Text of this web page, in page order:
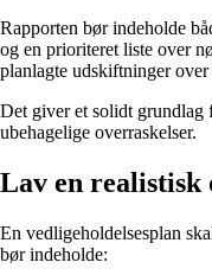
Rapporten bør indeholde
og en prioriteret liste over
planlagte udskiftninger
Det giver et solidt
ubehagelige overraskelser.
Lav en realistisk
En vedligeholdelsesplan
bør indeholde: